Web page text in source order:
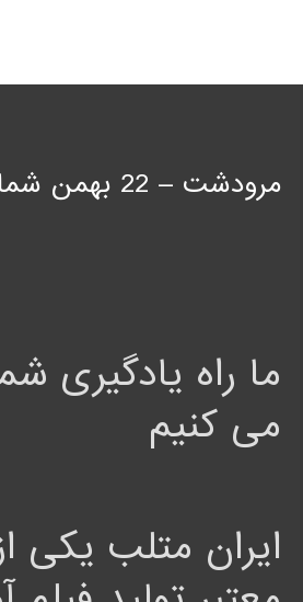
مرودشت – 22 بهمن شمالی
ما راه یادگیری
می کنیم
ایران متلب یکی